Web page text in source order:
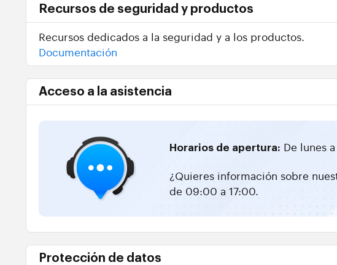
Recursos de seguridad y productos
Recursos dedicados a la seguridad y a los productos.
Documentación
Acceso a la asistencia
Horarios de apertura: De lunes
¿Quieres información sobre
de 09:00 a 17:00.
Protección de datos